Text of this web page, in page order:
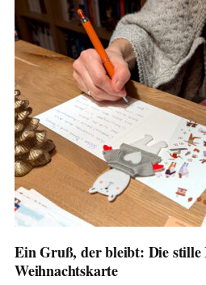
Ein Gruß, der bleibt: Die stille
Weihnachtskarte